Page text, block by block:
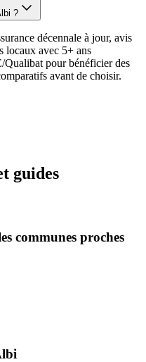
?
décennale à jour, avis
locaux avec 5+ ans
Qualibat pour bénéficier des
avant de choisir.
guides
communes proches